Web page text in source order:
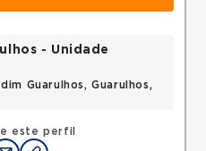
este perfil
- Unidade
Guarulhos, Guarulhos,